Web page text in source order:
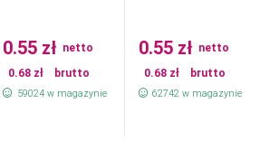
0.55 zł netto
0.68 zł brutto
59024 w magazynie
0.55 zł netto
0.68 zł brutto
62742 w magazynie